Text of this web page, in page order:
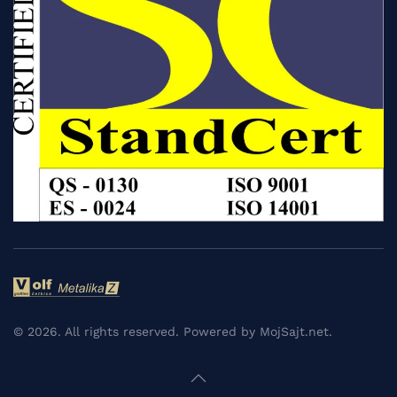
© 2026. All rights reserved. Powered by MojSajt.net.